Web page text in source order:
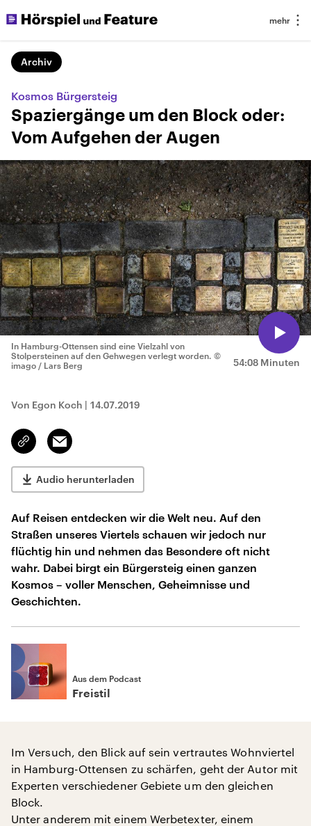
Archiv
Kosmos Bürgersteig
Spaziergänge um den Block oder:
Vom Aufgehen der Augen
54:08 Minuten
In Hamburg-Ottensen sind eine Vielzahl von
Stolpersteinen auf den Gehwegen verlegt worden. ©
imago / Lars Berg
Von Egon Koch | 14.07.2019
Link
kopieren/teilen
Email
Audio herunterladen
Auf Reisen entdecken wir die Welt neu. Auf den
Straßen unseres Viertels schauen wir jedoch nur
flüchtig hin und nehmen das Besondere oft nicht
wahr. Dabei birgt ein Bürgersteig einen ganzen
Kosmos – voller Menschen, Geheimnisse und
Geschichten.
Aus dem Podcast
Freistil
Im Versuch, den Blick auf sein vertrautes Wohnviertel
in Hamburg-Ottensen zu schärfen, geht der Autor mit
Experten verschiedener Gebiete um den gleichen
Block.
Unter anderem mit einem Werbetexter, einem